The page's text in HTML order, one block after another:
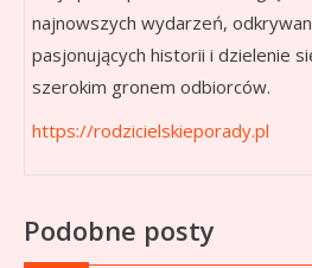
najnowszych wydarzeń,
pasjonujących historii i dzielenie
szerokim gronem odbiorców.
https://rodzicielskieporady.pl
Podobne posty